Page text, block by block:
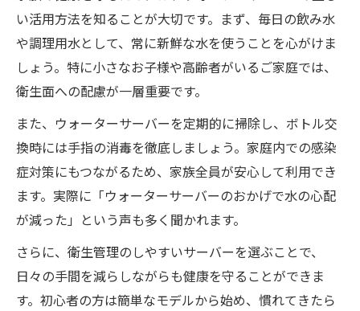
い活用方法を知ることが大切です。まず、毎日の飲み水
や調理用水として、常に新鮮な水を使うことを心がけま
しょう。特に小さなお子様や高齢者がいるご家庭では、
衛生面への配慮が一層重要です。
また、ウォーターサーバーを定期的に掃除し、ボトル交
換時には手指の消毒を徹底しましょう。家庭内での感染
症対策にもつながるため、家族全員が安心して利用でき
ます。実際に「ウォーターサーバーのおかげで水の心配
が減った」という声も多く聞かれます。
さらに、衛生管理のしやすいサーバーを選ぶことで、
日々の手間を減らしながらも健康を守ることができま
す。初心者の方は簡単なモデルから始め、慣れてきたら